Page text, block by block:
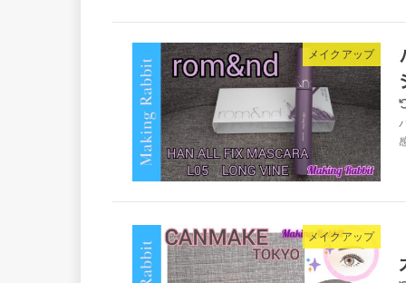
メイクアップ
メイクアップ